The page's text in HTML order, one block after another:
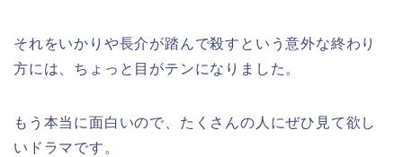
それをいかりや長介が踏んで殺すという意外な終わり
方には、ちょっと目がテンになりました。
もう本当に面白いので、たくさんの人にぜひ見て欲し
いドラマです。